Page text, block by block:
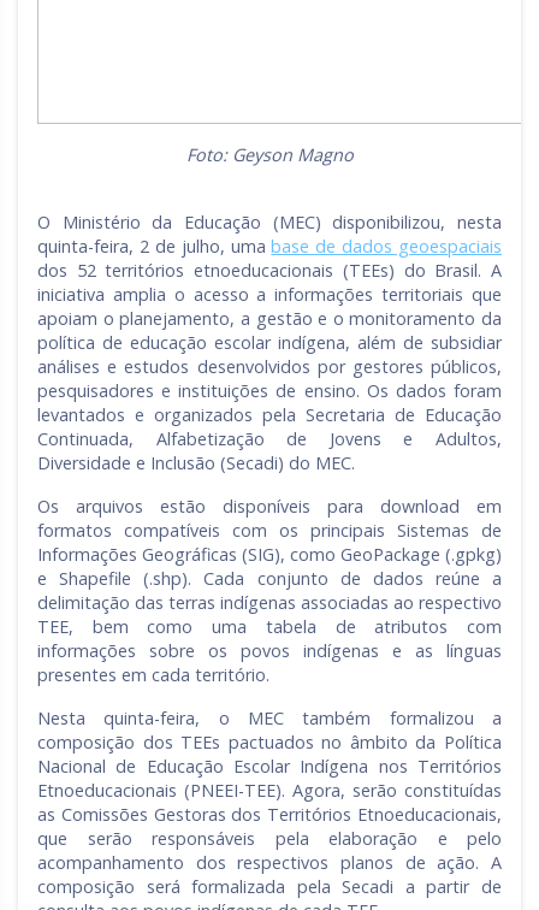
Foto: Geyson Magno
O Ministério da Educação (MEC) disponibilizou, nesta
quinta-feira, 2 de julho, umabase de dados geoespaciais
dos 52 territórios etnoeducacionais (TEEs) do Brasil. A
iniciativa amplia o acesso a informações territoriais que
apoiam o planejamento, a gestão e o monitoramento da
política de educação escolar indígena, além de subsidiar
análises e estudos desenvolvidos por gestores públicos,
pesquisadores e instituições de ensino. Os dados foram
levantados e organizados pela Secretaria de Educação
Continuada, Alfabetização de Jovens e Adultos,
Diversidade e Inclusão (Secadi) do MEC.
Os arquivos estão disponíveis para download em
formatos compatíveis com os principais Sistemas de
Informações Geográficas (SIG), como GeoPackage (.gpkg)
e Shapefile (.shp). Cada conjunto de dados reúne a
delimitação das terras indígenas associadas ao respectivo
TEE, bem como uma tabela de atributos com
informações sobre os povos indígenas e as línguas
presentes em cada território.
Nesta quinta-feira, o MEC também formalizou a
composição dos TEEs pactuados no âmbito da Política
Nacional de Educação Escolar Indígena nos Territórios
Etnoeducacionais (PNEEI-TEE). Agora, serão constituídas
as Comissões Gestoras dos Territórios Etnoeducacionais,
que serão responsáveis pela elaboração e pelo
acompanhamento dos respectivos planos de ação. A
composição será formalizada pela Secadi a partir de